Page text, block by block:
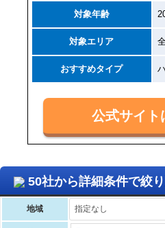
対象年齢
対象エリア
おすすめタイプ
公式サイト
50社から詳細条件で絞
地域